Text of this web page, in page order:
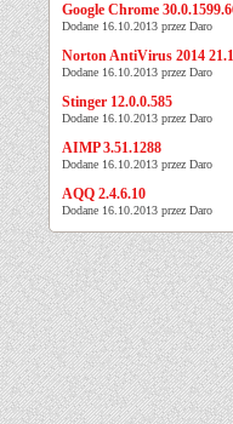
Google Chrome
Dodane 16.10.2013 przez Daro
Norton AntiVirus 2014
Dodane 16.10.2013 przez Daro
Stinger 12.0.0.585
Dodane 16.10.2013 przez Daro
AIMP 3.51.1288
Dodane 16.10.2013 przez Daro
AQQ 2.4.6.10
Dodane 16.10.2013 przez Daro